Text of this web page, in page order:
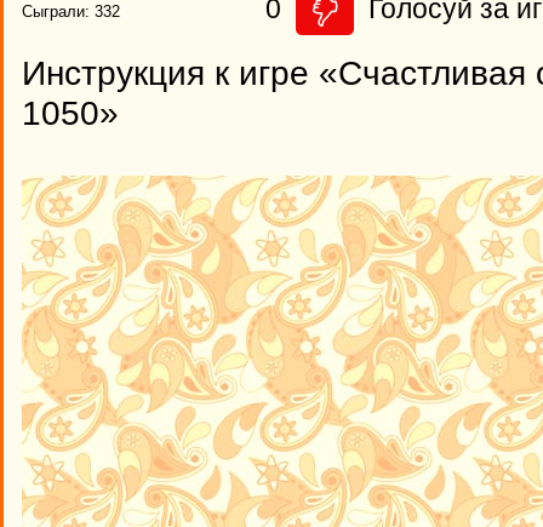
Сыграли: 332 0 Голосуй за
Инструкция к игре
1050»